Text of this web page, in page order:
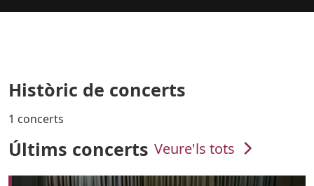
Històric de concerts
1 concerts
Últims concerts Veure'ls tots